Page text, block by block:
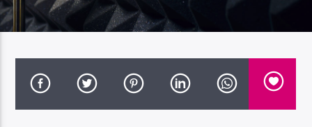
Traccia corrente
Titolo